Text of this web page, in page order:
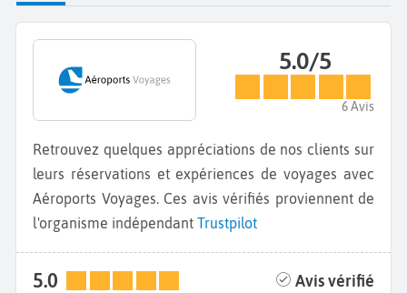
5.0/5
6 Avis
Retrouvez quelques appréciations de nos clients sur
leurs réservations et expériences de voyages avec
Aéroports Voyages. Ces avis vérifiés proviennent de
l'organisme indépendant Trustpilot
5.0 Avis vérifié